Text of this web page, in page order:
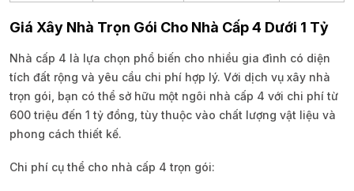
Giá Xây Nhà Trọn Gói Cho Nhà Cấp 4 Dưới 1 Tỷ
Nhà cấp 4 là lựa chọn phổ biến cho nhiều gia đình có diện
tích đất rộng và yêu cầu chi phí hợp lý. Với dịch vụ xây nhà
trọn gói, bạn có thể sở hữu một ngôi nhà cấp 4 với chi phí từ
600 triệu đến 1 tỷ đồng, tùy thuộc vào chất lượng vật liệu và
phong cách thiết kế.
Chi phí cụ thể cho nhà cấp 4 trọn gói: